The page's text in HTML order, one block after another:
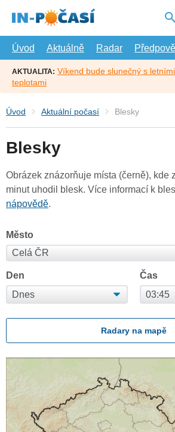
hlavní
Úvod
Aktuálně Radar
AKTUALITA: Víkend bude slunečný s
teplotami
Úvod Aktuální počasí Blesky
Blesky
Obrázek znázorňuje místa (černě), kde
minut uhodil blesk. Více informací k
nápovědě.
Město
Den Čas
Radary na mapě